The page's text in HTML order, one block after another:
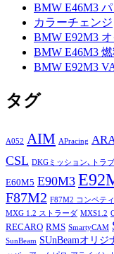
BMW E46M3
カラーチェンジ
BMW E92M3
BMW E46M3
BMW E92M3
タグ
A052 AIM APracing
CSL DKGミッション､トラ
E60M5 E90M3
F87M2 F87M2 コンペテ
MXG 1.2 ストラーダ MXS1.2
RECARO RMS SmartyCAM
SunBeam SUnBeamオリジ